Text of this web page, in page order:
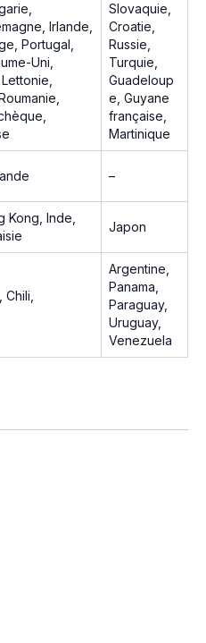
Irlande,
Portugal,
Uni,
Slovaquie,
Croatie,
Russie,
Turquie,
Guadeloup
e, Guyane
française,
Martinique
–
Kong, Inde,
Japon
Argentine,
Panama,
Paraguay,
Uruguay,
Venezuela